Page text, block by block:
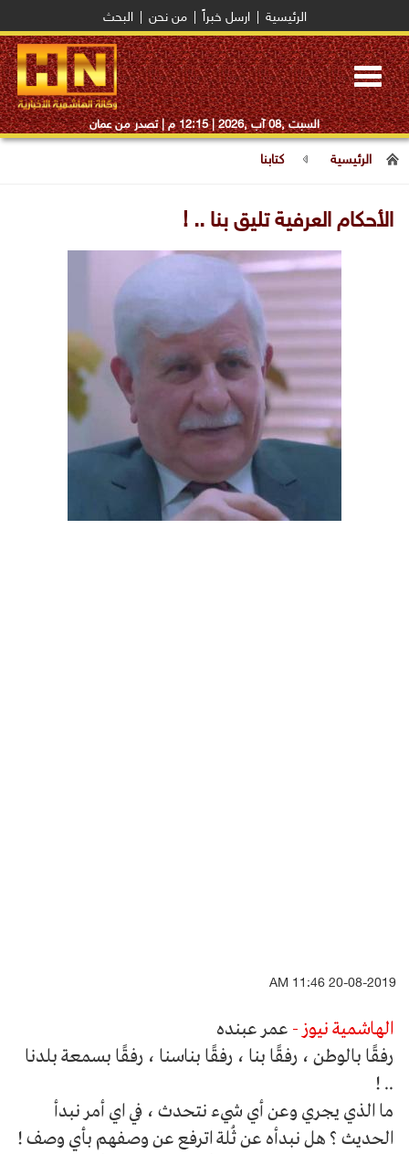
الرئيسية ارسل خبراً من نحن البحث
Toggle
navigation
السبت ,08 آب ,2026 | 12:15 م | تصدر من عمان
الرئيسية كتابنا
الأحكام العرفية تليق بنا .. !
20-08-2019 11:46 AM
الهاشمية نيوز - عمر عبنده
رفقًا بالوطن ، رفقًا بنا ، رفقًا بناسنا ، رفقًا بسمعة بلدنا
.. !
ما الذي يجري وعن أي شيء نتحدث ، في اي أمر نبدأ
الحديث ؟ هل نبدأه عن ثُلة اترفع عن وصفهم بأي وصف !